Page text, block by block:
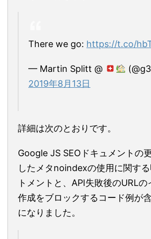
There we go: https://t.co/
— Martin Splitt @
2019年8月13日
詳細は次のとおりです。
Google JS SEOドキュメントの
したメタnoindexの使用に関す
トメントと、API失敗後のURLの
作成をブロックするコード例が
になりました。